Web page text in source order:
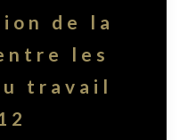
de la
les
travail